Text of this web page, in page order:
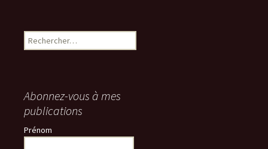
Rechercher :
Abonnez-vous à mes
publications
Prénom